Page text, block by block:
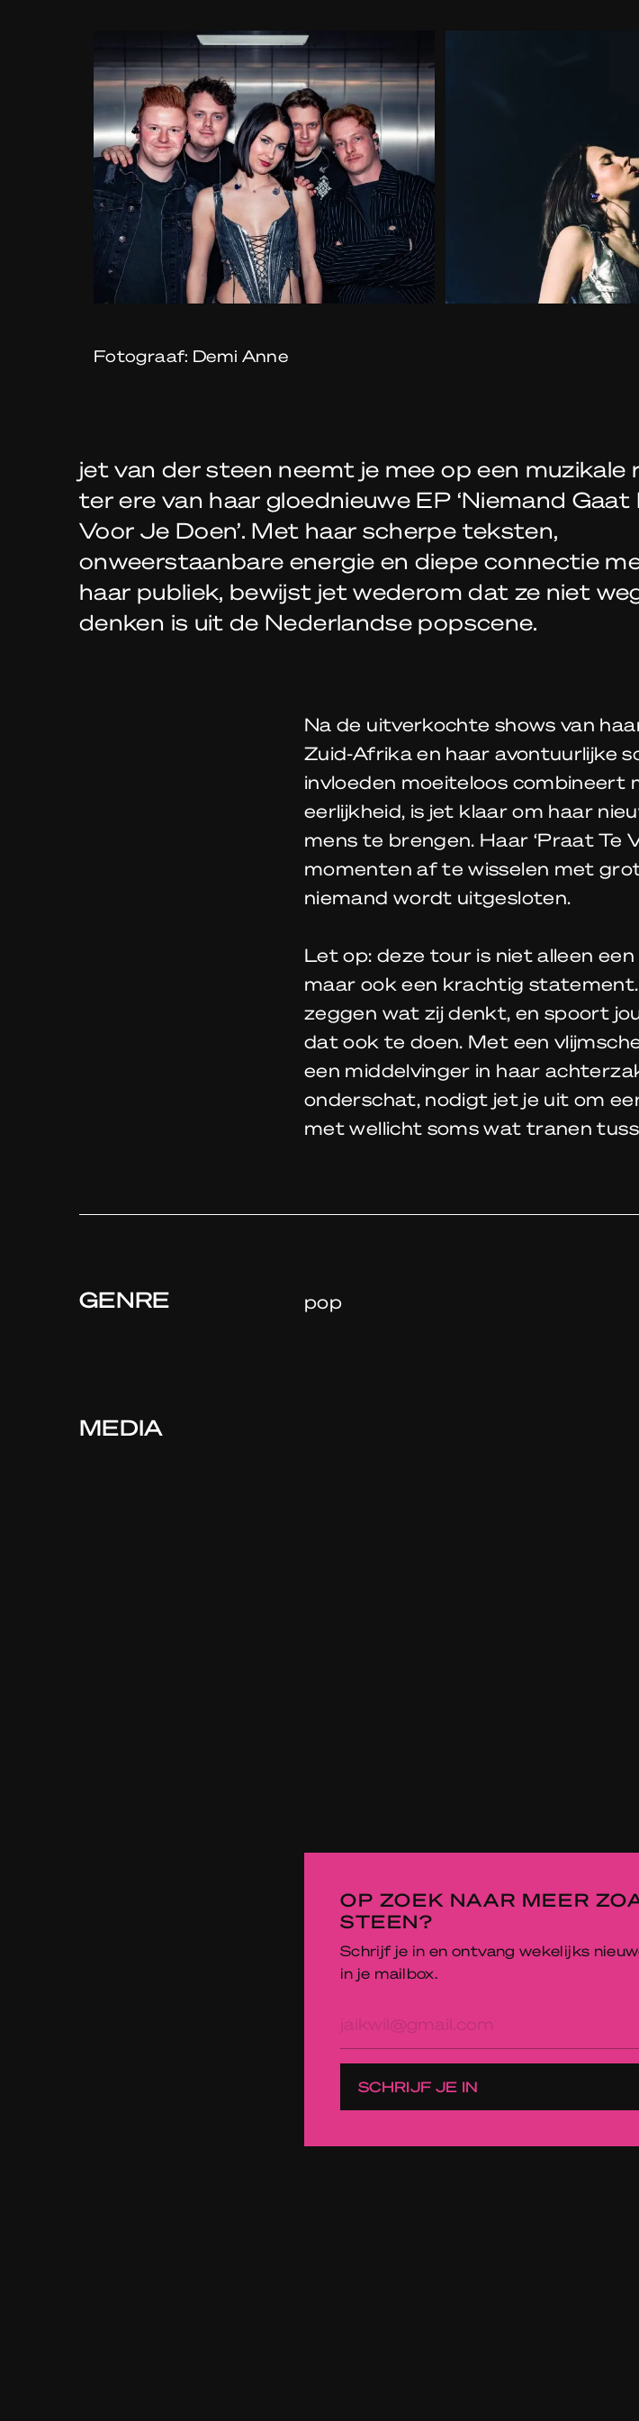
Fotograaf: Demi Anne
jet van der steen neemt je mee op een muzikale
ter ere van haar gloednieuwe EP ‘Niemand Gaat
Voor Je Doen’. Met haar scherpe teksten,
onweerstaanbare energie en diepe connectie
haar publiek, bewijst jet wederom dat ze niet
denken is uit de Nederlandse popscene.
Na de uitverkochte shows van
Zuid-Afrika en haar avontuurlijke
invloeden moeiteloos combineert
eerlijkheid, is jet klaar om haar
mens te brengen. Haar ‘Praat Te
momenten af te wisselen met
niemand wordt uitgesloten.
Let op: deze tour is niet alleen
maar ook een krachtig
zeggen wat zij denkt, en spoort
dat ook te doen. Met een
een middelvinger in haar
onderschat, nodigt jet je uit om
met wellicht soms wat tranen
GENRE pop
MEDIA
OP ZOEK NAAR MEER
STEEN?
Schrijf je in en ontvang wekelijks
in je mailbox.
mailadres
SCHRIJF JE IN